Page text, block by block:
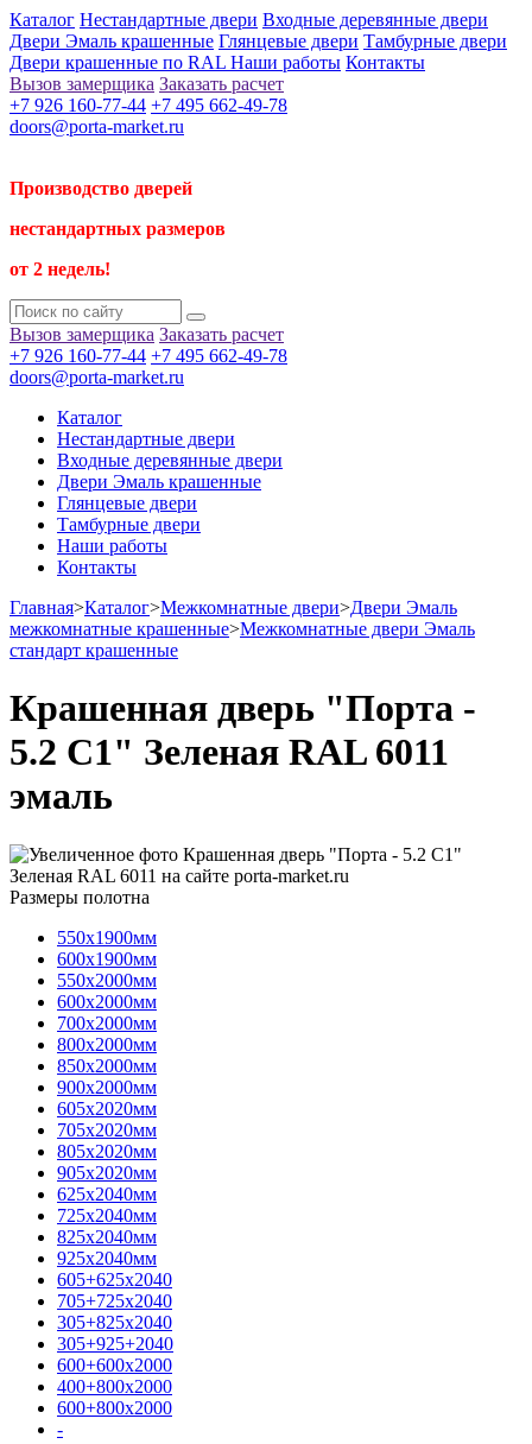
Каталог Нестандартные двери Входные деревянные двери
Двери Эмаль крашенные Глянцевые двери Тамбурные двери
Двери крашенные по RAL Наши работы Контакты
Вызов замерщика Заказать расчет
+7 926 160-77-44 +7 495 662-49-78
doors@porta-market.ru
Производство дверей
нестандартных размеров
от 2 недель!
Вызов замерщика Заказать расчет
+7 926 160-77-44 +7 495 662-49-78
doors@porta-market.ru
Каталог
Нестандартные двери
Входные деревянные двери
Двери Эмаль крашенные
Глянцевые двери
Тамбурные двери
Наши работы
Контакты
Главная>Каталог>Межкомнатные двери>Двери Эмаль
межкомнатные крашенные>Межкомнатные двери Эмаль
стандарт крашенные
Крашенная дверь "Порта -
5.2 С1" Зеленая RAL 6011
эмаль
Размеры полотна
550х1900мм
600х1900мм
550х2000мм
600х2000мм
700х2000мм
800х2000мм
850х2000мм
900х2000мм
605х2020мм
705х2020мм
805х2020мм
905х2020мм
625х2040мм
725х2040мм
825х2040мм
925х2040мм
605+625х2040
705+725х2040
305+825х2040
305+925+2040
600+600х2000
400+800х2000
600+800х2000
-